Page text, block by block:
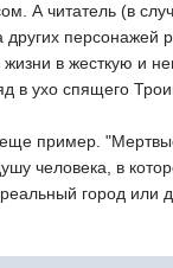
А читатель (в
других
в жесткую и
в ухо спящего
пример.
человека, в
город